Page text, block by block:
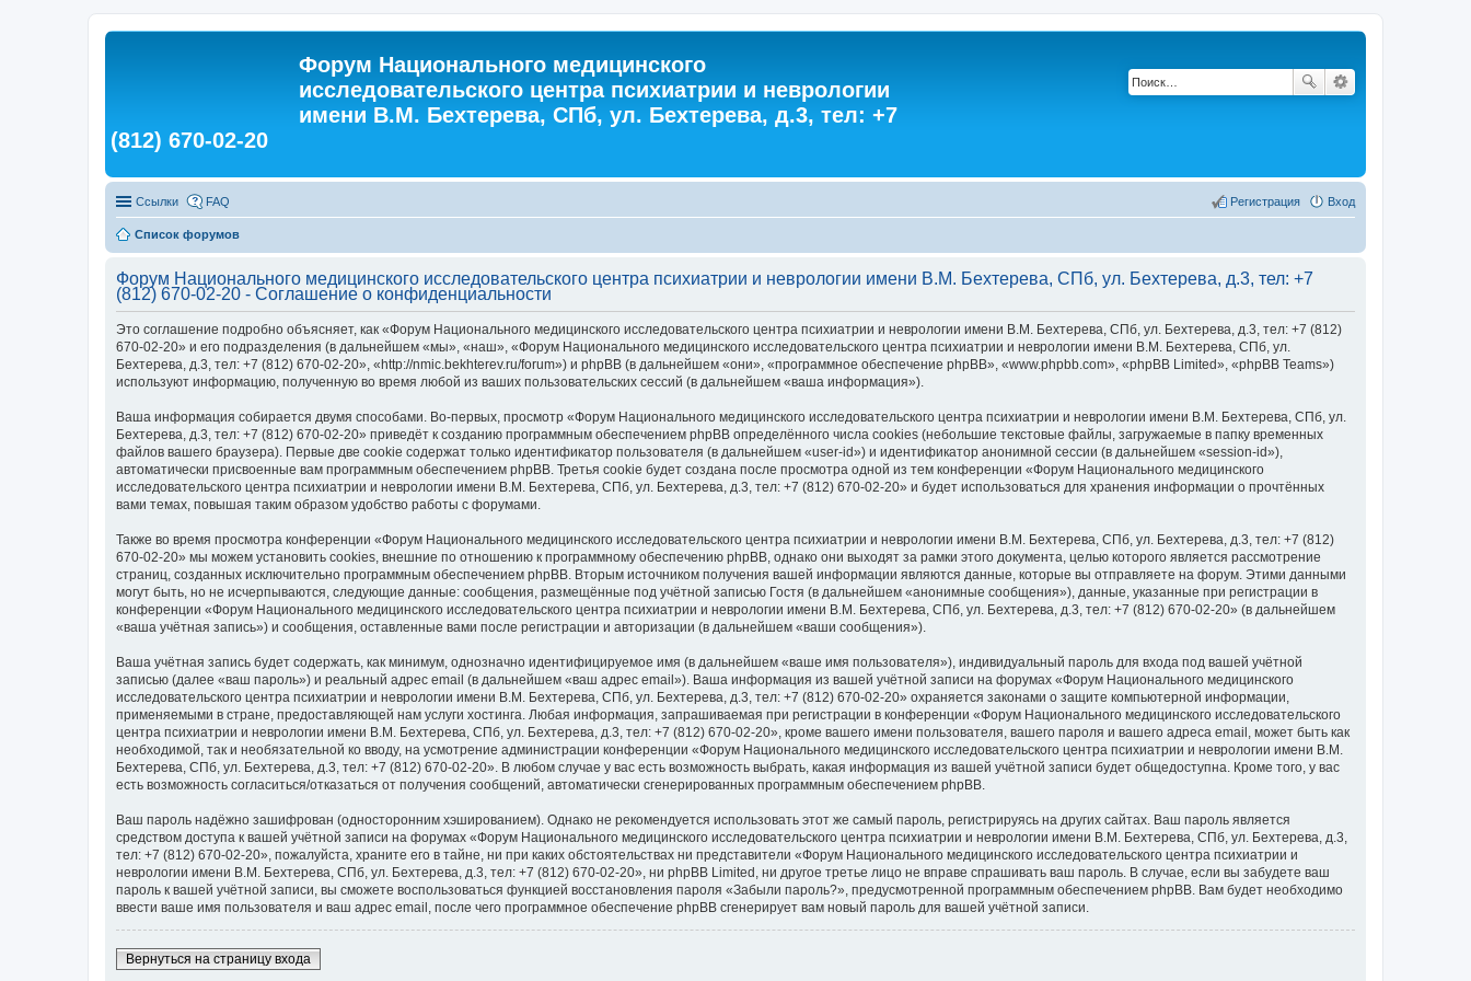
Форум Национального медицинского
исследовательского центра психиатрии и неврологии
имени В.М. Бехтерева, СПб, ул. Бехтерева, д.3, тел: +7
(812) 670-02-20
Ссылки FAQ Вход
Регистрация
Список форумов
Форум Национального медицинского исследовательского центра психиатрии и неврологии имени В.М. Бехтерева, СПб, ул. Бехтерева, д.3, тел: +7
(812) 670-02-20 - Соглашение о конфиденциальности
Это соглашение подробно объясняет, как «Форум Национального медицинского исследовательского центра психиатрии и неврологии имени В.М. Бехтерева, СПб, ул. Бехтерева, д.3, тел: +7 (812)
670-02-20» и его подразделения (в дальнейшем «мы», «наш», «Форум Национального медицинского исследовательского центра психиатрии и неврологии имени В.М. Бехтерева, СПб, ул.
Бехтерева, д.3, тел: +7 (812) 670-02-20», «http://nmic.bekhterev.ru/forum») и phpBB (в дальнейшем «они», «программное обеспечение phpBB», «www.phpbb.com», «phpBB Limited», «phpBB Teams»)
используют информацию, полученную во время любой из ваших пользовательских сессий (в дальнейшем «ваша информация»).
Ваша информация собирается двумя способами. Во-первых, просмотр «Форум Национального медицинского исследовательского центра психиатрии и неврологии имени В.М. Бехтерева, СПб, ул.
Бехтерева, д.3, тел: +7 (812) 670-02-20» приведёт к созданию программным обеспечением phpBB определённого числа cookies (небольшие текстовые файлы, загружаемые в папку временных
файлов вашего браузера). Первые две cookie содержат только идентификатор пользователя (в дальнейшем «user-id») и идентификатор анонимной сессии (в дальнейшем «session-id»),
автоматически присвоенные вам программным обеспечением phpBB. Третья cookie будет создана после просмотра одной из тем конференции «Форум Национального медицинского
исследовательского центра психиатрии и неврологии имени В.М. Бехтерева, СПб, ул. Бехтерева, д.3, тел: +7 (812) 670-02-20» и будет использоваться для хранения информации о прочтённых
вами темах, повышая таким образом удобство работы с форумами.
Также во время просмотра конференции «Форум Национального медицинского исследовательского центра психиатрии и неврологии имени В.М. Бехтерева, СПб, ул. Бехтерева, д.3, тел: +7 (812)
670-02-20» мы можем установить cookies, внешние по отношению к программному обеспечению phpBB, однако они выходят за рамки этого документа, целью которого является рассмотрение
страниц, созданных исключительно программным обеспечением phpBB. Вторым источником получения вашей информации являются данные, которые вы отправляете на форум. Этими данными
могут быть, но не исчерпываются, следующие данные: сообщения, размещённые под учётной записью Гостя (в дальнейшем «анонимные сообщения»), данные, указанные при регистрации в
конференции «Форум Национального медицинского исследовательского центра психиатрии и неврологии имени В.М. Бехтерева, СПб, ул. Бехтерева, д.3, тел: +7 (812) 670-02-20» (в дальнейшем
«ваша учётная запись») и сообщения, оставленные вами после регистрации и авторизации (в дальнейшем «ваши сообщения»).
Ваша учётная запись будет содержать, как минимум, однозначно идентифицируемое имя (в дальнейшем «ваше имя пользователя»), индивидуальный пароль для входа под вашей учётной
записью (далее «ваш пароль») и реальный адрес email (в дальнейшем «ваш адрес email»). Ваша информация из вашей учётной записи на форумах «Форум Национального медицинского
исследовательского центра психиатрии и неврологии имени В.М. Бехтерева, СПб, ул. Бехтерева, д.3, тел: +7 (812) 670-02-20» охраняется законами о защите компьютерной информации,
применяемыми в стране, предоставляющей нам услуги хостинга. Любая информация, запрашиваемая при регистрации в конференции «Форум Национального медицинского исследовательского
центра психиатрии и неврологии имени В.М. Бехтерева, СПб, ул. Бехтерева, д.3, тел: +7 (812) 670-02-20», кроме вашего имени пользователя, вашего пароля и вашего адреса email, может быть как
необходимой, так и необязательной ко вводу, на усмотрение администрации конференции «Форум Национального медицинского исследовательского центра психиатрии и неврологии имени В.М.
Бехтерева, СПб, ул. Бехтерева, д.3, тел: +7 (812) 670-02-20». В любом случае у вас есть возможность выбрать, какая информация из вашей учётной записи будет общедоступна. Кроме того, у вас
есть возможность согласиться/отказаться от получения сообщений, автоматически сгенерированных программным обеспечением phpBB.
Ваш пароль надёжно зашифрован (односторонним хэшированием). Однако не рекомендуется использовать этот же самый пароль, регистрируясь на других сайтах. Ваш пароль является
средством доступа к вашей учётной записи на форумах «Форум Национального медицинского исследовательского центра психиатрии и неврологии имени В.М. Бехтерева, СПб, ул. Бехтерева, д.3,
тел: +7 (812) 670-02-20», пожалуйста, храните его в тайне, ни при каких обстоятельствах ни представители «Форум Национального медицинского исследовательского центра психиатрии и
неврологии имени В.М. Бехтерева, СПб, ул. Бехтерева, д.3, тел: +7 (812) 670-02-20», ни phpBB Limited, ни другое третье лицо не вправе спрашивать ваш пароль. В случае, если вы забудете ваш
пароль к вашей учётной записи, вы сможете воспользоваться функцией восстановления пароля «Забыли пароль?», предусмотренной программным обеспечением phpBB. Вам будет необходимо
ввести ваше имя пользователя и ваш адрес email, после чего программное обеспечение phpBB сгенерирует вам новый пароль для вашей учётной записи.
Вернуться на страницу входа